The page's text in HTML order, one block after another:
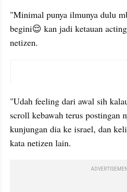
"Minimal punya ilmunya dulu
begini😌 kan jadi ketauan
netizen.
"Udah feeling dari awal sih
scroll kebawah terus postingan
kunjungan dia ke israel, dan
kata netizen lain.